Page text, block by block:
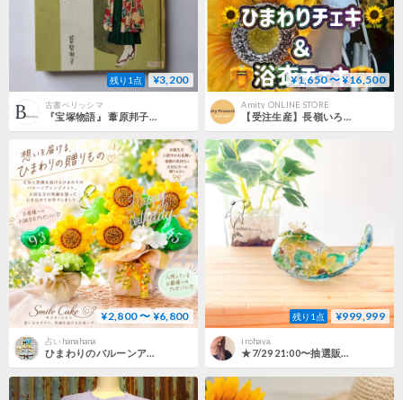
残り1点 ¥3,200
古書ベリッシマ
『宝塚物語』 葦原邦子 二つの線が響き合う、戦後少女文化の小さな結晶
¥1,650 〜 ¥16,500
Amity ONLINE STORE
【受注生産】長嶺いろは サイン入り✍️︎︎💕︎浴衣 ＆ ひまわりチェキ(2026年8月ver.‪)
¥2,800 〜 ¥6,800
占いhanahana
ひまわりのバルーンアレジメント
残り1点 ¥999,999
irohaya.
★7/29 21:00〜抽選販売★【潤う手のひらクジラ】潤う手のひらクジラ〜夏の日差し照らす透明の向日葵〜